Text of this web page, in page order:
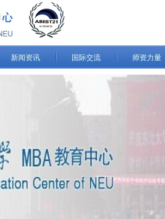
新闻资讯 国际交流 师资力量